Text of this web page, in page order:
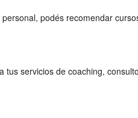
podés recomendar
servicios de coaching,